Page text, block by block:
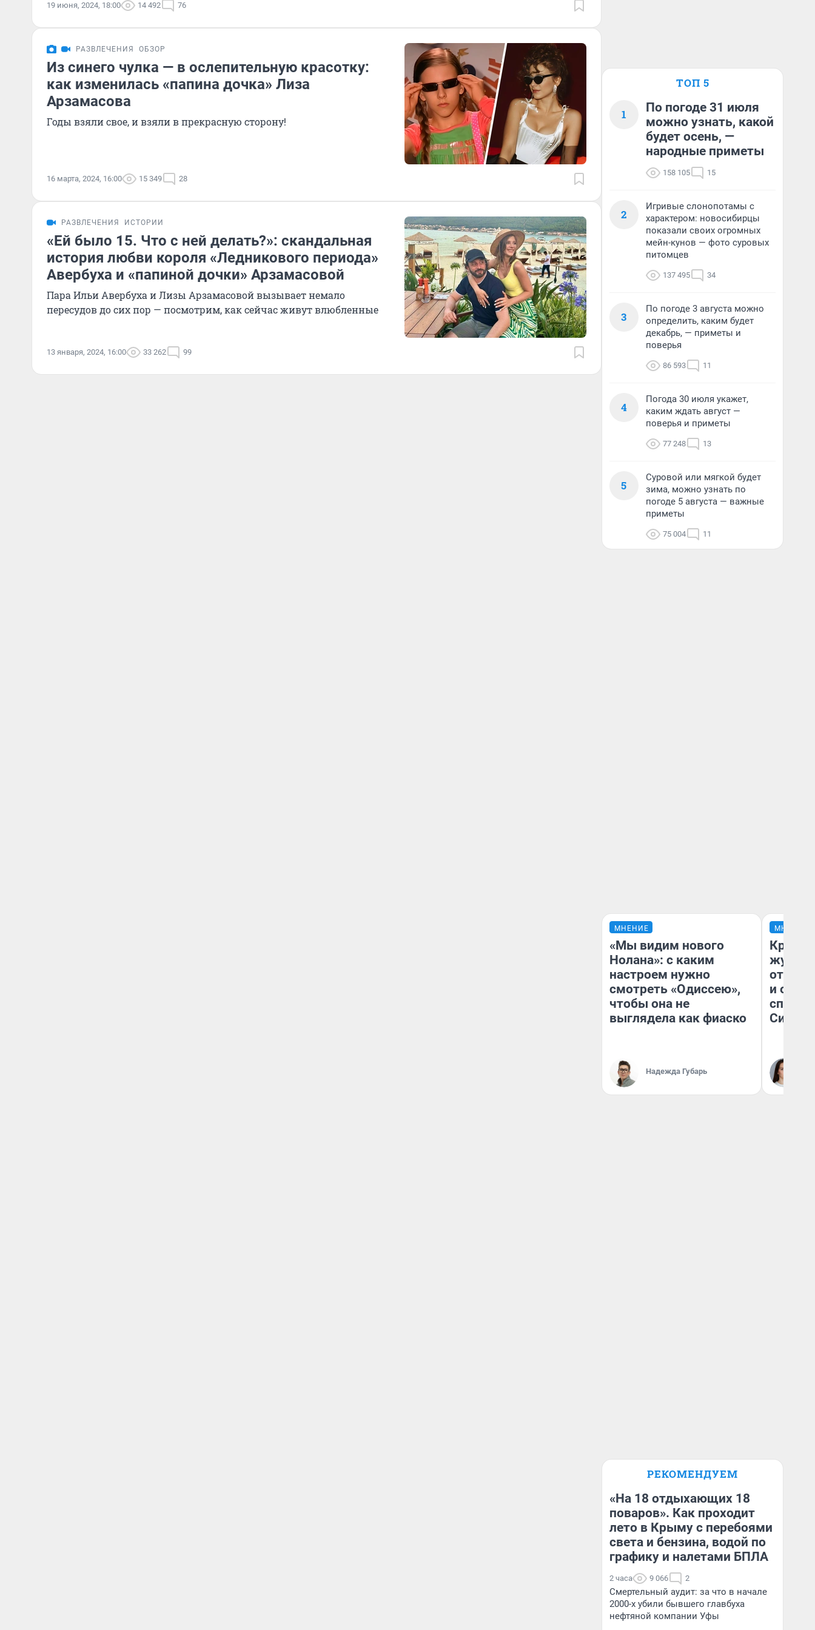
19 июня, 2024, 18:00 14 492 76
РАЗВЛЕЧЕНИЯ ОБЗОР
Из синего чулка — в ослепительную красотку:
как изменилась «папина дочка» Лиза
Арзамасова
Годы взяли свое, и взяли в прекрасную сторону!
16 марта, 2024, 16:00 15 349 28
РАЗВЛЕЧЕНИЯ ИСТОРИИ
«Ей было 15. Что с ней делать?»: скандальная
история любви короля «Ледникового периода»
Авербуха и «папиной дочки» Арзамасовой
Пара Ильи Авербуха и Лизы Арзамасовой вызывает немало
пересудов до сих пор — посмотрим, как сейчас живут влюбленные
13 января, 2024, 16:00 33 262 99
ТОП 5
1
По погоде 31 июля
можно узнать, какой
будет осень, —
народные приметы
158 105 15
2
Игривые слонопотамы с
характером: новосибирцы
показали своих огромных
мейн-кунов — фото суровых
питомцев
137 495 34
3
По погоде 3 августа можно
определить, каким будет
декабрь, — приметы и
поверья
86 593 11
4
Погода 30 июля укажет,
каким ждать август —
поверья и приметы
77 248 13
5
Суровой или мягкой будет
зима, можно узнать по
погоде 5 августа — важные
приметы
75 004 11
МНЕНИЕ
«Мы видим нового
Нолана»: с каким
настроем нужно
смотреть «Одиссею»,
чтобы она не
выглядела как фиаско
Надежда Губарь
МНЕНИЕ
и
споре
РЕКОМЕНДУЕМ
«На 18 отдыхающих 18
поваров». Как проходит
лето в Крыму с перебоями
света и бензина, водой по
графику и налетами БПЛА
2 часа 9 066 2
Смертельный аудит: за что в начале
2000-х убили бывшего главбуха
нефтяной компании Уфы